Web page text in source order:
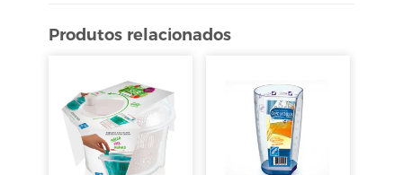
Produtos relacionados